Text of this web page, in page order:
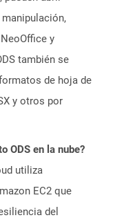
y
también se
de hoja de
y otros por
ODS en la nube?
utiliza
EC2 que
del